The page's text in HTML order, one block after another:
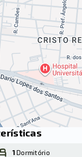
1Dormitório